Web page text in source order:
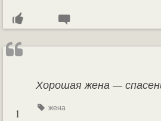
Хорошая жена —
жена
1